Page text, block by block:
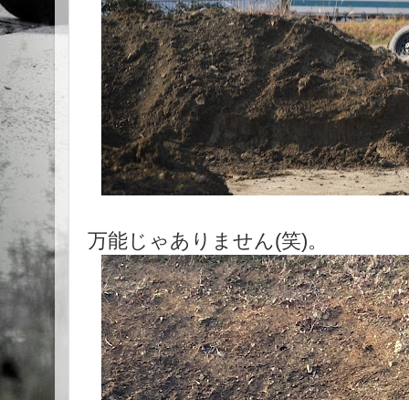
万能じゃありません(笑)。